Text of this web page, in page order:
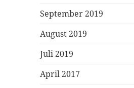
September 2019
August 2019
Juli 2019
April 2017